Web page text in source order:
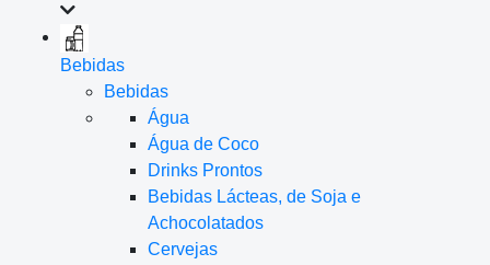
Bebidas
Bebidas
Água
Água de Coco
Drinks Prontos
Bebidas Lácteas, de Soja e
Achocolatados
Cervejas